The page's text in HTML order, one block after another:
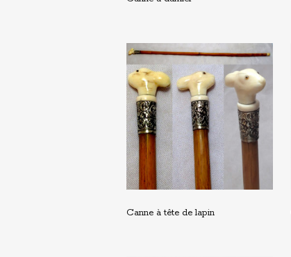
Canne à tête de lapin